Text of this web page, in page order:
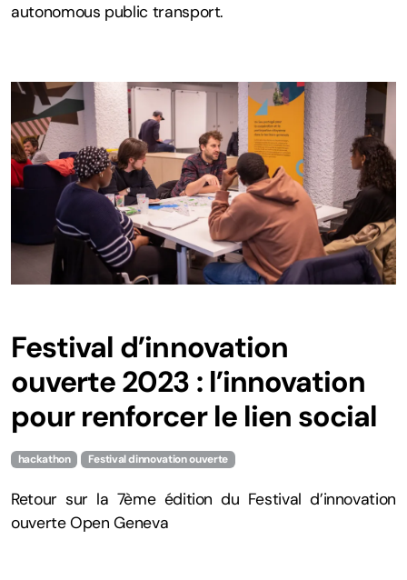
autonomous public transport.
Festival d’innovation
ouverte 2023 : l’innovation
pour renforcer le lien social
hackathon Festival dinnovation ouverte
Retour sur la 7ème édition du Festival d’innovation
ouverte Open Geneva